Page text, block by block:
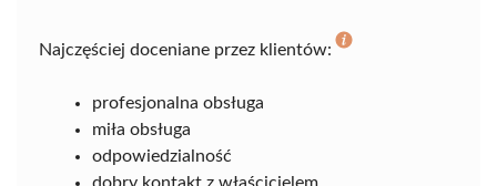
Najczęściej doceniane przez klientów:
profesjonalna obsługa
miła obsługa
odpowiedzialność